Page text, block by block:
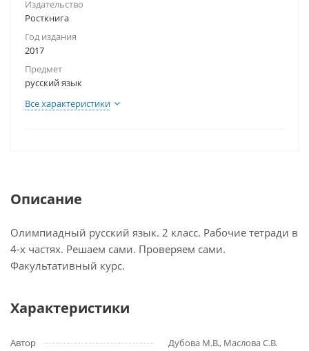
Издательство
Росткнига
Год издания
2017
Предмет
русский язык
Все характеристики
Описание
Олимпиадный русский язык. 2 класс. Рабочие тетради в
4-х частях. Решаем сами. Проверяем сами.
Факультативный курс.
Характеристики
Автор
Дубова М.В., Маслова С.В.